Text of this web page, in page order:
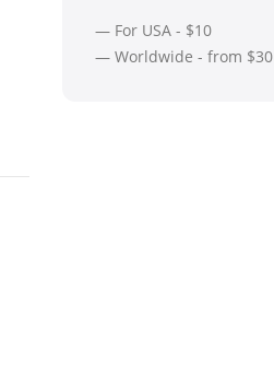
— For USA - $10
— Worldwide - from $30